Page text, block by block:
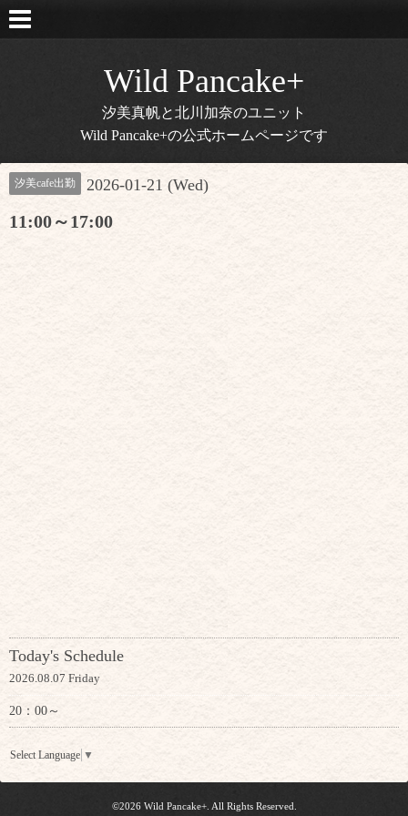
Wild Pancake+
汐美真帆と北川加奈のユニット
Wild Pancake+の公式ホームページです
汐美cafe出勤 2026-01-21 (Wed)
11:00～17:00
Today's Schedule
2026.08.07 Friday
20：00～
Select Language ▼
©2026 Wild Pancake+. All Rights Reserved.